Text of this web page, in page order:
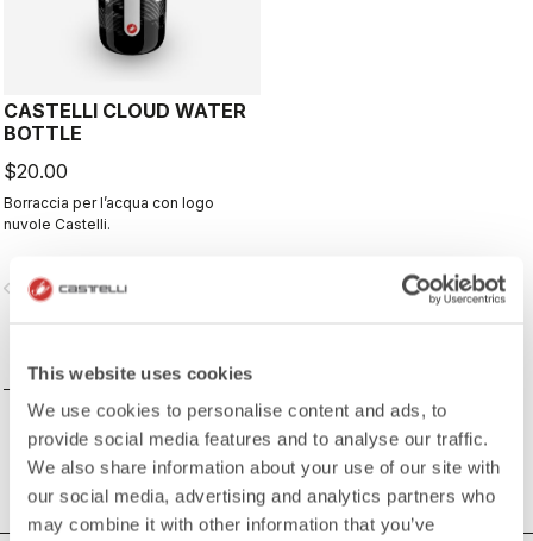
This website uses cookies
We use cookies to personalise content and ads, to
provide social media features and to analyse our traffic.
We also share information about your use of our site with
our social media, advertising and analytics partners who
may combine it with other information that you’ve
CASTELLI CLOUD WATER
BOTTLE
$20.00
Borraccia per l’acqua con logo
nuvole Castelli.